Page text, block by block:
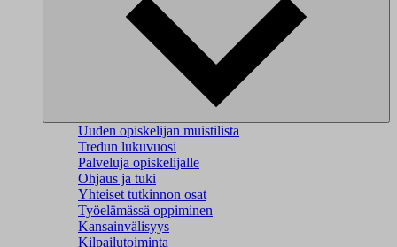
Uuden opiskelijan muistilista
Tredun lukuvuosi
Palveluja opiskelijalle
Ohjaus ja tuki
Yhteiset tutkinnon osat
Työelämässä oppiminen
Kansainvälisyys
Kilpailutoiminta